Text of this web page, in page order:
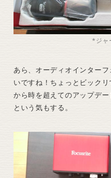
*ジャ
あら、オーディオインター
いですね！ちょっとビック
から時を超えてのアップデ
という気もする。